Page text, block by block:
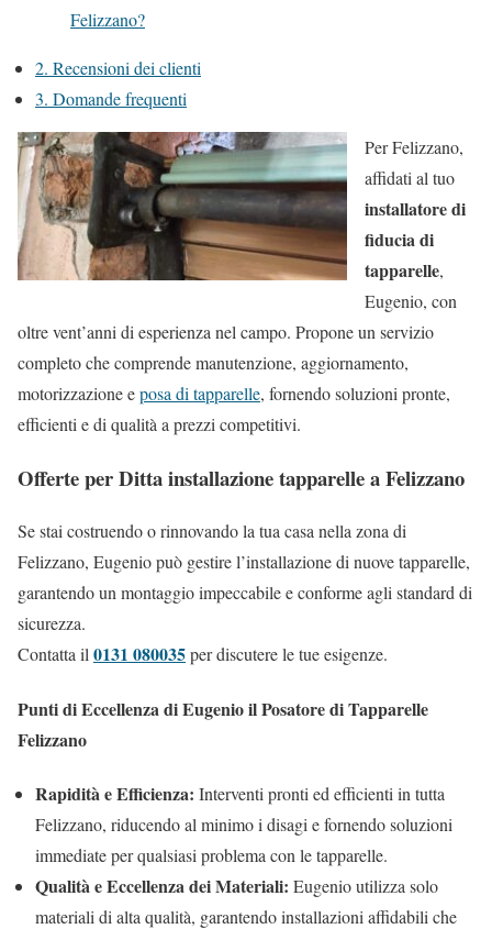
Felizzano?
2. Recensioni dei clienti
3. Domande frequenti
Per Felizzano,
affidati al tuo
installatore di
fiducia di
tapparelle,
Eugenio, con
oltre vent’anni di esperienza nel campo. Propone un servizio
completo che comprende manutenzione, aggiornamento,
motorizzazione eposa di tapparelle, fornendo soluzioni pronte,
efficienti e di qualità a prezzi competitivi.
Offerte per Ditta installazione tapparelle a Felizzano
Se stai costruendo o rinnovando la tua casa nella zona di
Felizzano, Eugenio può gestire l’installazione di nuove tapparelle,
garantendo un montaggio impeccabile e conforme agli standard di
sicurezza.
Contatta il0131 080035per discutere le tue esigenze.
Punti di Eccellenza di Eugenio il Posatore di Tapparelle
Felizzano
Rapidità e Efficienza: Interventi pronti ed efficienti in tutta
Felizzano, riducendo al minimo i disagi e fornendo soluzioni
immediate per qualsiasi problema con le tapparelle.
Qualità e Eccellenza dei Materiali: Eugenio utilizza solo
materiali di alta qualità, garantendo installazioni affidabili che